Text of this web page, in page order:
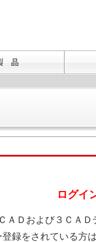
ログイ
ＡＤおよび３ＣＡ
録をされている方